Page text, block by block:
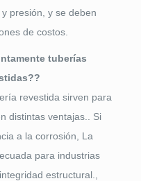
presión, y se deben
de costos.
tuberías
revestida sirven para
distintas ventajas.. Si
a la corrosión, La
para industrias
estructural.,